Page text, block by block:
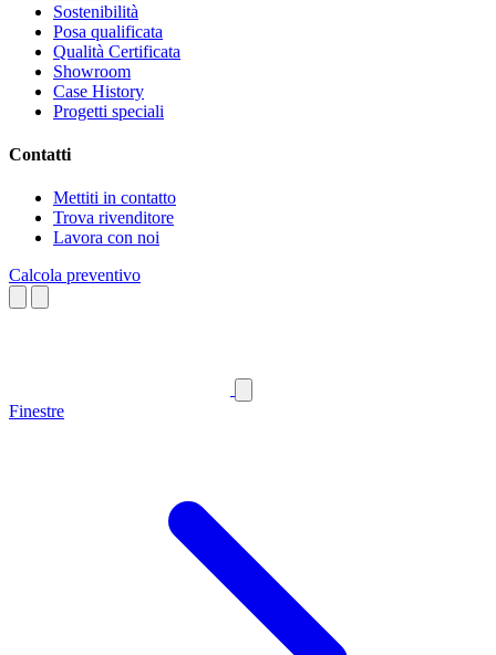
Sostenibilità
Posa qualificata
Qualità Certificata
Showroom
Case History
Progetti speciali
Contatti
Mettiti in contatto
Trova rivenditore
Lavora con noi
Calcola preventivo
Finestre